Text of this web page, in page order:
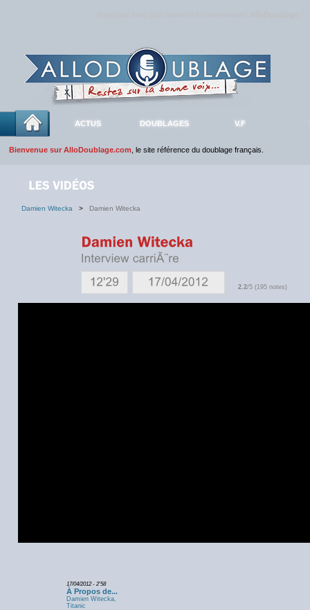
ACTUS DOUBLAGES V.F
Bienvenue sur AlloDoublage.com , le site référence du doublage français.
Damien Witecka > Damien Witecka
2.2/5 (195 notes)
17/04/2012 - 2'58
À Propos de...
Damien Witecka,
Titanic